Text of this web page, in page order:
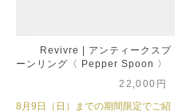
Revivre | アンティークスプ
ーンリング〈 Pepper Spoon 〉
22,000円
8月9日（日）までの期間限定でご紹